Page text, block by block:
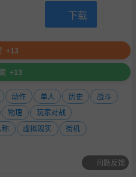
下载
+13
+13
动作 单人 历史
战斗
物理
玩家对战
称 虚拟现实
街机
问题反馈